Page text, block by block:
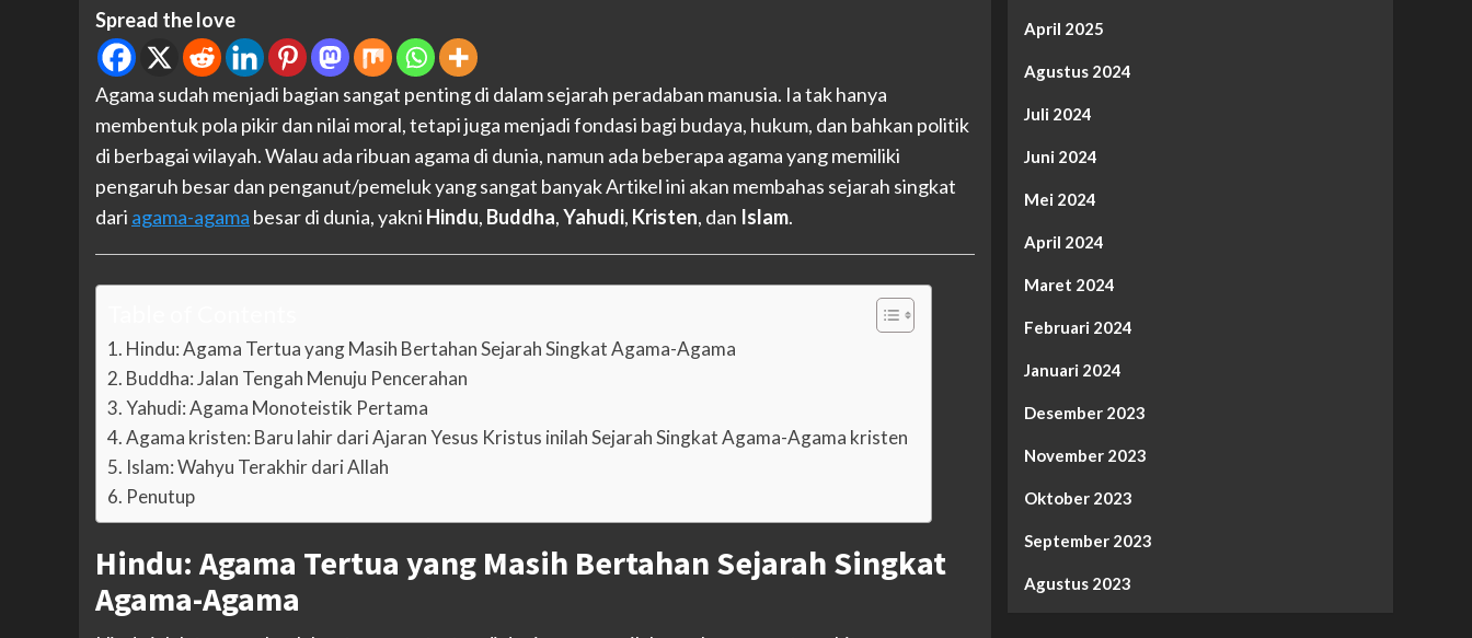
Spread the love
Agama sudah menjadi bagian sangat penting di dalam sejarah peradaban manusia. Ia tak hanya
membentuk pola pikir dan nilai moral, tetapi juga menjadi fondasi bagi budaya, hukum, dan bahkan politik
di berbagai wilayah. Walau ada ribuan agama di dunia, namun ada beberapa agama yang memiliki
pengaruh besar dan penganut/pemeluk yang sangat banyak Artikel ini akan membahas sejarah singkat
dari agama-agama besar di dunia, yakni Hindu, Buddha,Yahudi, Kristen, dan Islam.
Hindu: Agama Tertua yang Masih Bertahan Sejarah Singkat Agama-Agama
Buddha: Jalan Tengah Menuju Pencerahan
Yahudi: Agama Monoteistik Pertama
Agama kristen: Baru lahir dari Ajaran Yesus Kristus inilah Sejarah Singkat Agama-Agama kristen
Islam: Wahyu Terakhir dari Allah
Penutup
Hindu: Agama Tertua yang Masih Bertahan Sejarah Singkat
Agama-Agama
April 2025
Agustus 2024
Juli 2024
Juni 2024
Mei 2024
April 2024
Maret 2024
Februari 2024
Januari 2024
Desember 2023
November 2023
Oktober 2023
September 2023
Agustus 2023